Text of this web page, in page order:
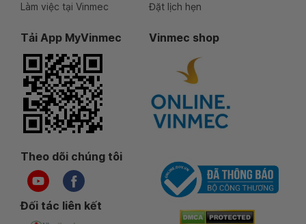
Làm việc tại Vinmec
Đặt lịch hẹn
Tải App MyVinmec Vinmec shop
Theo dõi chúng tôi
Đối tác liên kết